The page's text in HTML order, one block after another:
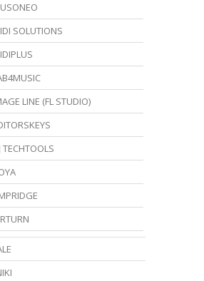
SOLUTIONS
LINE (FL STUDIO)
TECHTOOLS